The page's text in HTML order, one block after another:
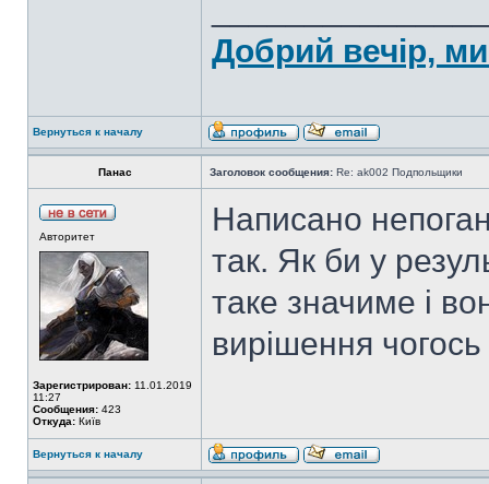
Добрий вечір,
Вернуться к началу
Панас Заголовок сообщения: Re: ak002 Подпольщики
Авторитет
Зарегистрирован: 11.01.2019
11:27
Сообщения: 423
Откуда: Київ
Написано
так. Як би у
таке значиме і
вирішення
Вернуться к началу